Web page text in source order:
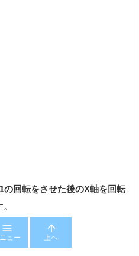
の回転をさせた後のX軸を回転

ュー

上へ